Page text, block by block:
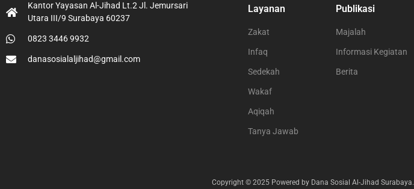
Kantor Yayasan Al-Jihad Lt.2 Jl. Jemursari
Utara III/9 Surabaya 60237
0823 3446 9932
danasosialaljihad@gmail.com
Layanan
Zakat
Infaq
Sedekah
Wakaf
Aqiqah
Tanya Jawab
Publikasi
Majalah
Informasi Kegiatan
Berita
Copyright © 2025 Powered by Dana Sosial Al-Jihad Surabaya.